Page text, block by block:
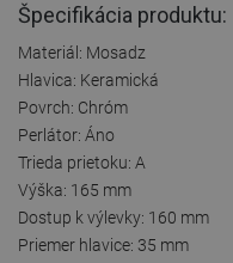
Špecifikácia produktu:
Materiál: Mosadz
Hlavica: Keramická
Povrch: Chróm
Perlátor: Áno
Trieda prietoku: A
Výška: 165 mm
Dostup k výlevky: 160 mm
Priemer hlavice: 35 mm